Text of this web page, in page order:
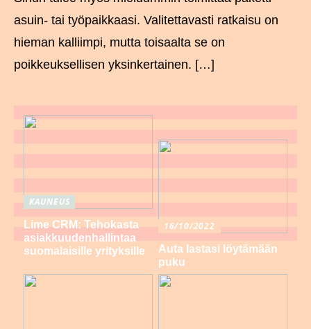
asuin- tai työpaikkaasi. Valitettavasti ratkaisu on
hieman kalliimpi, mutta toisaalta se on
poikkeuksellisen yksinkertainen. […]
KAUNEUS
Lime CRM: Tehokasta
asiakkuudenhallintaa
suomalaisille yrityksille
16/10/2022
Auta lastasi löytämään
puku